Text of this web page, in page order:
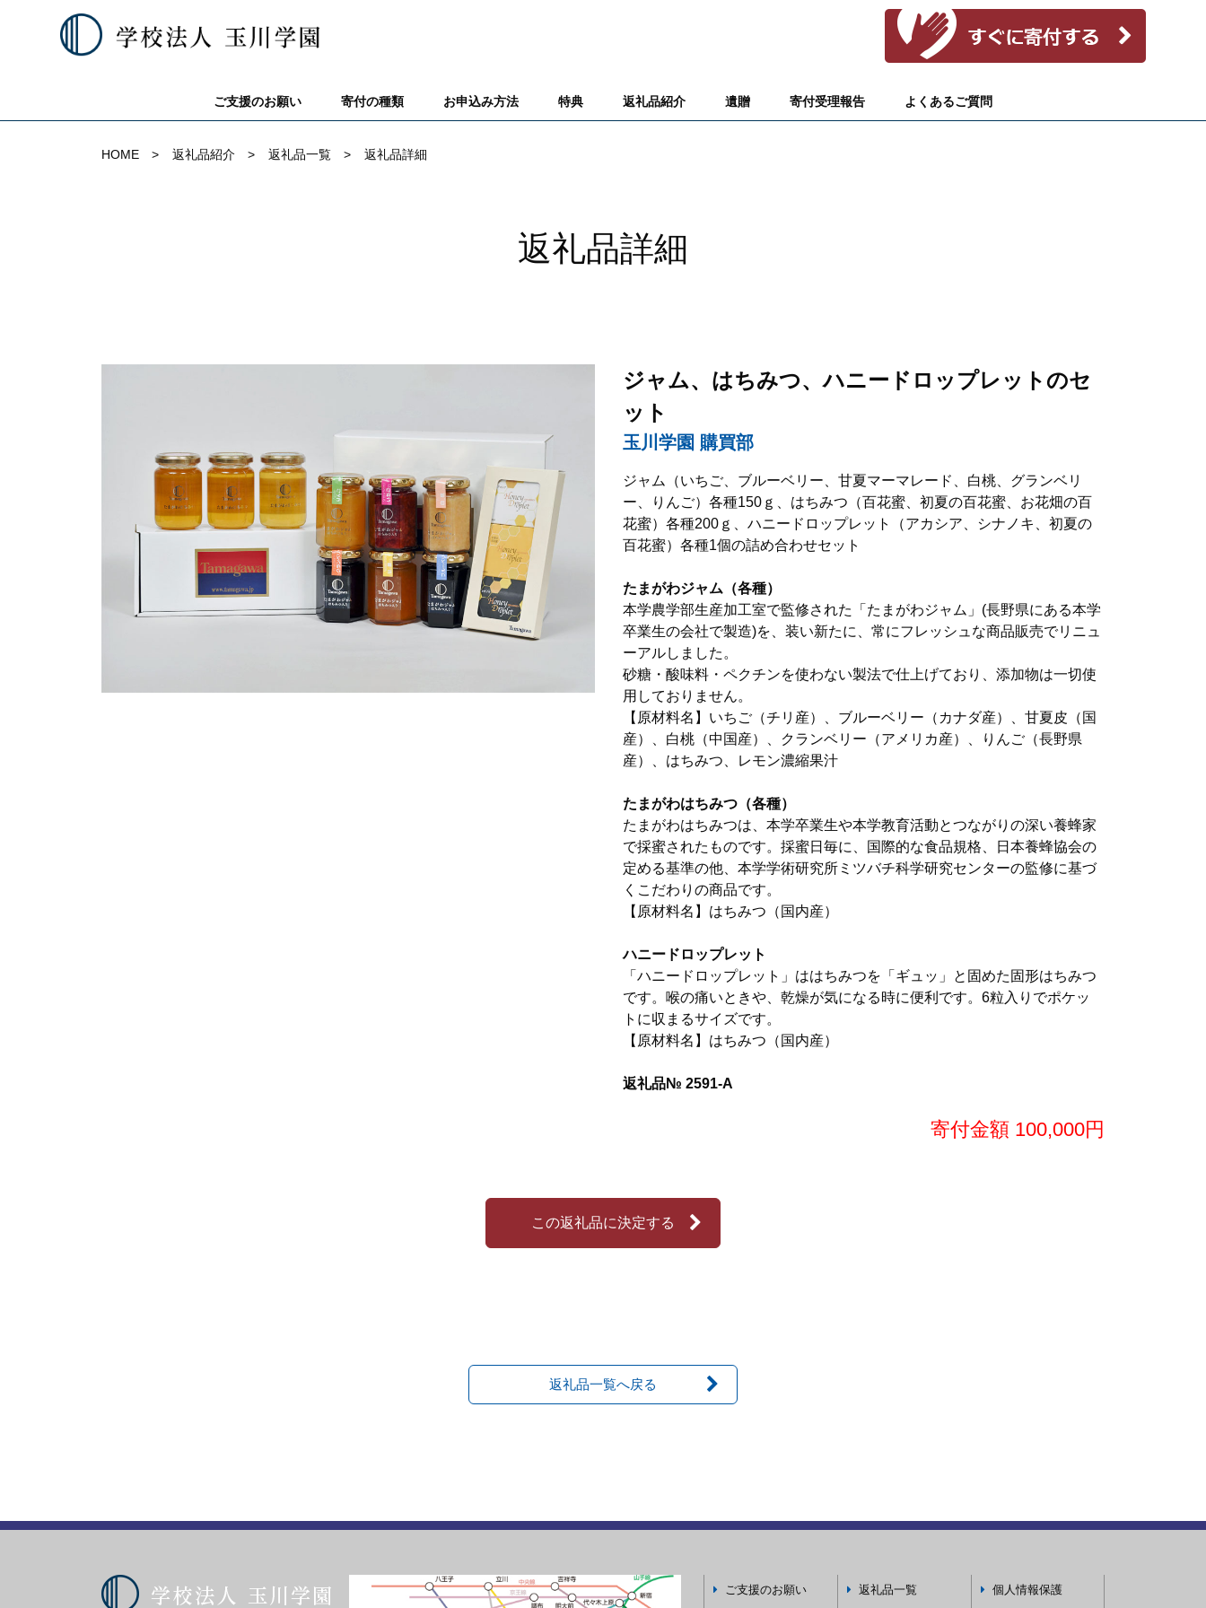
ご支援のお願い 寄付の種類 お申込み方法 特典 返礼品紹介 遺贈 寄付受理報告 よくあるご質問
HOME 返礼品紹介 返礼品一覧 返礼品詳細
返礼品詳細
ジャム、はちみつ、ハニードロップレットのセ
ット
玉川学園 購買部
ジャム（いちご、ブルーベリー、甘夏マーマレード、白桃、グランベリ
ー、りんご）各種150ｇ、はちみつ（百花蜜、初夏の百花蜜、お花畑の百
花蜜）各種200ｇ、ハニードロップレット（アカシア、シナノキ、初夏の
百花蜜）各種1個の詰め合わせセット
たまがわジャム（各種）
本学農学部生産加工室で監修された「たまがわジャム」(長野県にある本学
卒業生の会社で製造)を、装い新たに、常にフレッシュな商品販売でリニュ
ーアルしました。
砂糖・酸味料・ペクチンを使わない製法で仕上げており、添加物は一切使
用しておりません。
【原材料名】いちご（チリ産）、ブルーベリー（カナダ産）、甘夏皮（国
産）、白桃（中国産）、クランベリー（アメリカ産）、りんご（長野県
産）、はちみつ、レモン濃縮果汁
たまがわはちみつ（各種）
たまがわはちみつは、本学卒業生や本学教育活動とつながりの深い養蜂家
で採蜜されたものです。採蜜日毎に、国際的な食品規格、日本養蜂協会の
定める基準の他、本学学術研究所ミツバチ科学研究センターの監修に基づ
くこだわりの商品です。
【原材料名】はちみつ（国内産）
ハニードロップレット
「ハニードロップレット」ははちみつを「ギュッ」と固めた固形はちみつ
です。喉の痛いときや、乾燥が気になる時に便利です。6粒入りでポケッ
トに収まるサイズです。
【原材料名】はちみつ（国内産）
返礼品№ 2591-A
寄付金額 100,000円
この返礼品に決定する
返礼品一覧へ戻る
ご支援のお願い 返礼品一覧 個人情報保護